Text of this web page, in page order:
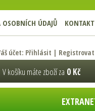
OSOBNÍCH ÚDAJŮ
účet: Přihlásit | Registrovat
V košíku máte zboží za 0 Kč